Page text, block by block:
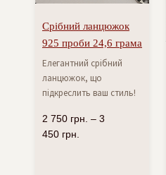
Срібний ланцюжок
925 проби 24,6 грама
Елегантний срібний
ланцюжок, що
підкреслить ваш стиль!
2 750 грн. – 3
450 грн.